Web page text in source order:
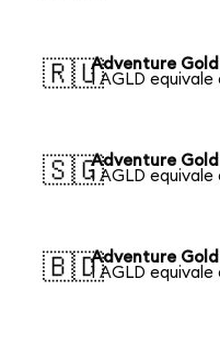
🇷🇺Adventure Gold
1 AGLD equivale
🇸🇬Adventure
1 AGLD equivale
🇧🇩Adventure
1 AGLD equivale